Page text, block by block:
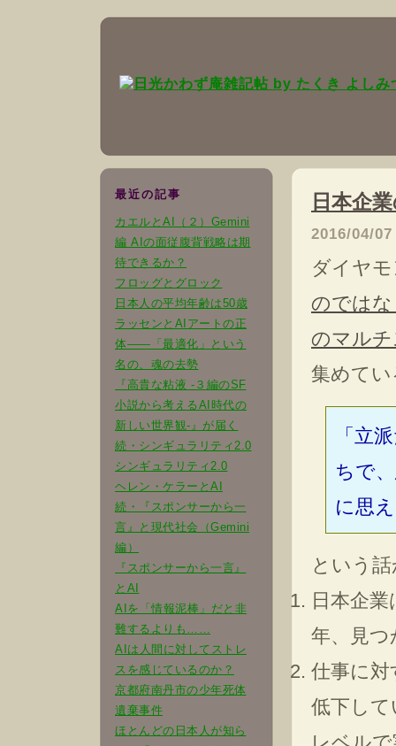
最近の記事
カエルとAI（２）Gemini
編 AIの面従腹背戦略は期
待できるか？
フロッグとグロック
日本人の平均年齢は50歳
ラッセンとAIアートの正
体――「最適化」という
名の、魂の去勢
『高貴な粘液 -３編のSF
小説から考えるAI時代の
新しい世界観-』が届く
続・シンギュラリティ2.0
シンギュラリティ2.0
ヘレン・ケラーとAI
続・『スポンサーから一
言』と現代社会（Gemini
編）
『スポンサーから一言』
とAI
AIを「情報泥棒」だと非
難するよりも……
AIは人間に対してストレ
スを感じているのか？
京都府南丹市の少年死体
遺棄事件
ほとんどの日本人が知ら
日本企
2016/04/
ダイヤ
のでは
のマル
集めてい
「立
ちで
に思
という
日本企
年、見
仕事に
低下し